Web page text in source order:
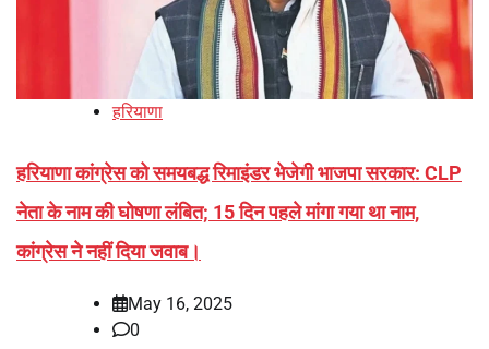
हरियाणा
हरियाणा कांग्रेस को समयबद्ध रिमाइंडर भेजेगी भाजपा सरकार: CLP
नेता के नाम की घोषणा लंबित; 15 दिन पहले मांगा गया था नाम,
कांग्रेस ने नहीं दिया जवाब।
May 16, 2025
0